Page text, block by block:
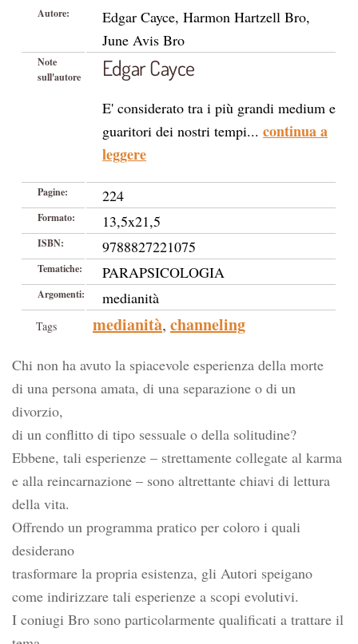
Autore:
Edgar Cayce, Harmon Hartzell Bro,
June Avis Bro
Note
sull'autore
Edgar Cayce
E' considerato tra i più grandi medium e
guaritori dei nostri tempi... continua a
leggere
Pagine: 224
Formato: 13,5x21,5
ISBN: 9788827221075
Tematiche: PARAPSICOLOGIA
Argomenti: medianità
Tags medianità, channeling
Chi non ha avuto la spiacevole esperienza della morte
di una persona amata, di una separazione o di un
divorzio,
di un conflitto di tipo sessuale o della solitudine?
Ebbene, tali esperienze – strettamente collegate al karma
e alla reincarnazione – sono altrettante chiavi di lettura
della vita.
Offrendo un programma pratico per coloro i quali
desiderano
trasformare la propria esistenza, gli Autori speigano
come indirizzare tali esperienze a scopi evolutivi.
I coniugi Bro sono particolarmente qualificati a trattare il